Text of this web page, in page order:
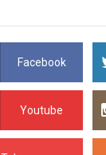
Facebook
Youtube